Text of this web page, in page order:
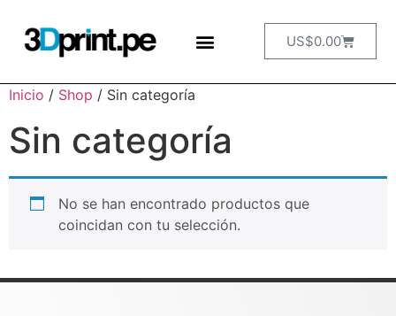
US$0.00
Inicio / Shop / Sin categoría
Sin categoría
No se han encontrado productos que
coincidan con tu selección.